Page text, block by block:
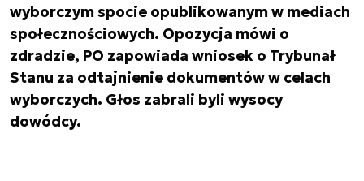
wyborczym spocie opublikowanym w mediach
społecznościowych. Opozycja mówi o
zdradzie, PO zapowiada wniosek o Trybunał
Stanu za odtajnienie dokumentów w celach
wyborczych. Głos zabrali byli wysocy
dowódcy.